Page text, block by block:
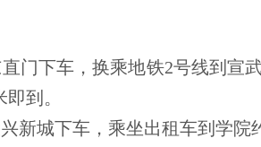
门下车，换乘地铁2号线到宣
到。
新城下车，乘坐出租车到学院